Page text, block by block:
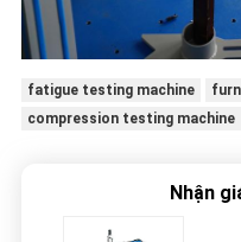
fatigue testing machine
compression testing machine
Nhận